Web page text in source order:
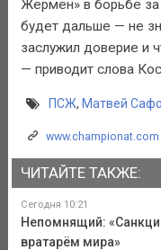
Жермен» в борьбе
будет дальше — не
заслужил доверие и
— приводит слова
ПСЖ, Матвей
www.championat.com
ЧИТАЙТЕ ТАКЖЕ:
Сегодня 10:21
Непомнящий:
вратарём мира»